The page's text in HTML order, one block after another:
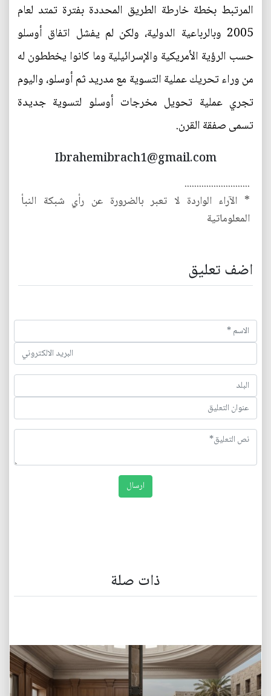
المرتبط بخطة خارطة الطريق المحددة بفترة تمتد لعام
2005 وبالرباعية الدولية، ولكن لم يفشل اتفاق أوسلو
حسب الرؤية الأمريكية والإسرائيلية وما كانوا يخططون له
من وراء تحريك عملية التسوية مع مدريد ثم أوسلو، واليوم
تجري عملية تحويل مخرجات أوسلو لتسوية جديدة
تسمى صفقة القرن.
Ibrahemibrach1@gmail.com
...........................
* الآراء الواردة لا تعبر بالضرورة عن رأي شبكة النبأ
المعلوماتية
اضف تعليق
ذات صلة